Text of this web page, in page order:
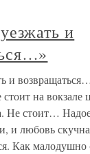
и
и
на вокзале
Не стоит…
и любовь
Как